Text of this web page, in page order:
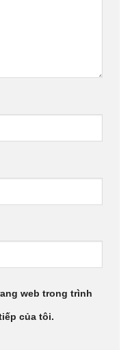
web trong trình
của tôi.